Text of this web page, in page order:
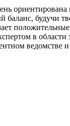
баланс,
в
ведомстве